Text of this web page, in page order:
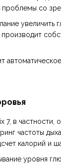
со
а
7, в
частоты
калорий и
уровня